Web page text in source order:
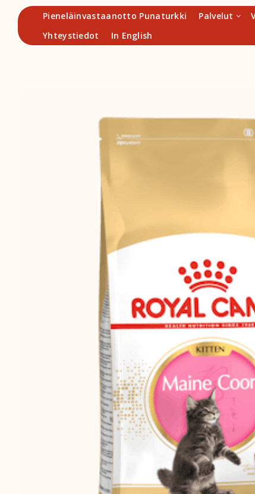
Hyppää
sisältöön
Pieneläinvastaanotto Punaturkki Palvelut
Yhteystiedot
In English